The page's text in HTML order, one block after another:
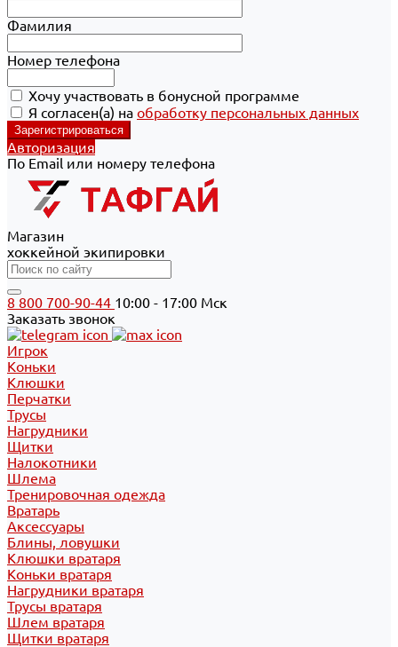
Фамилия
Номер телефона
Хочу участвовать в бонусной программе
Я согласен(а) на обработку персональных данных
Авторизация
По Email или номеру телефона
Магазин
хоккейной экипировки
8 800 700-90-44 10:00 - 17:00 Мск
Заказать звонок
Игрок
Коньки
Клюшки
Перчатки
Трусы
Нагрудники
Щитки
Налокотники
Шлема
Тренировочная одежда
Вратарь
Аксессуары
Блины, ловушки
Клюшки вратаря
Коньки вратаря
Нагрудники вратаря
Трусы вратаря
Шлем вратаря
Щитки вратаря